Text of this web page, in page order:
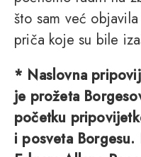
što sam već
priča koje su bile
* Naslovna
je prožeta
početku
i posveta